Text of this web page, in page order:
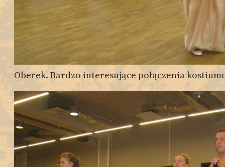
Oberek. Bardzo interesujące połączenia